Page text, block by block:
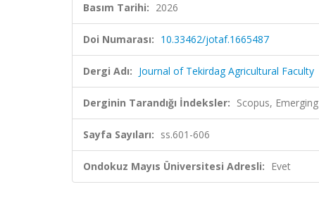
Basım Tarihi: 2026
Doi Numarası: 10.33462/jotaf.1665487
Dergi Adı: Journal of Tekirdag Agricultural Faculty
Derginin Tarandığı İndeksler: Scopus,
Sayfa Sayıları: ss.601-606
Ondokuz Mayıs Üniversitesi Adresli: Evet